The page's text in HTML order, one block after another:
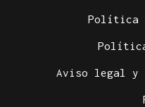
Política
Aviso legal y